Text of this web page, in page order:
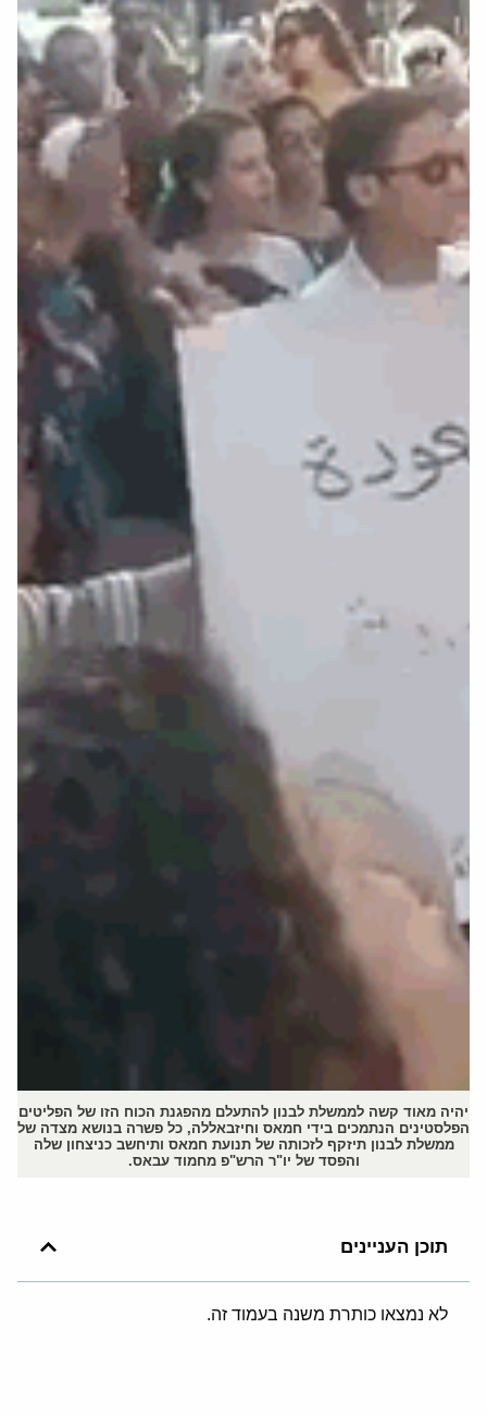
יהיה מאוד קשה לממשלת לבנון להתעלם מהפגנת הכוח הזו של הפליטים
הפלסטינים הנתמכים בידי חמאס וחיזבאללה, כל פשרה בנושא מצדה של
ממשלת לבנון תיזקף לזכותה של תנועת חמאס ותיחשב כניצחון שלה
והפסד של יו"ר הרש"פ מחמוד עבאס.
תוכן העניינים
לא נמצאו כותרת משנה בעמוד זה.